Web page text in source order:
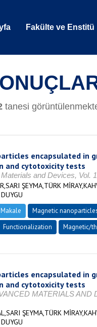
Fakülte ve Enstitü
tanesi
encapsulated in
and cytotoxicity tests
and Devices, Vol.
ŞEYMA,TÜRK
Magnetic
Functionalization Magnetic/
encapsulated in
and cytotoxicity tests
MATERIALS AND
ŞEYMA,TÜRK